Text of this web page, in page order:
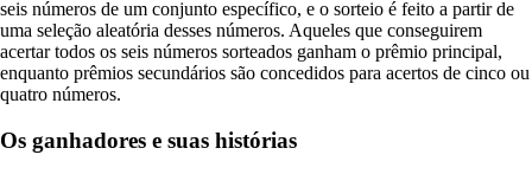
seis números de um conjunto específico, e o sorteio é feito a partir de
uma seleção aleatória desses números. Aqueles que conseguirem
acertar todos os seis números sorteados ganham o prêmio principal,
enquanto prêmios secundários são concedidos para acertos de cinco ou
quatro números.
Os ganhadores e suas histórias